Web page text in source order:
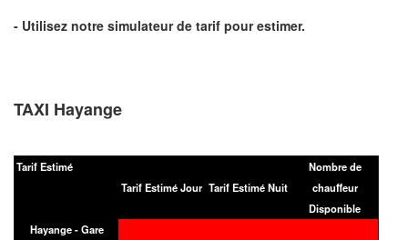
- Utilisez notre simulateur de tarif pour estimer.
TAXI Hayange
Tarif Estimé
Tarif Estimé Jour Tarif Estimé Nuit
Nombre de
chauffeur
Disponible
Hayange - Gare